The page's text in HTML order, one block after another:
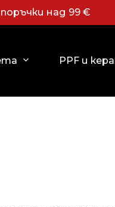
над 99 €
PPF и
Количка